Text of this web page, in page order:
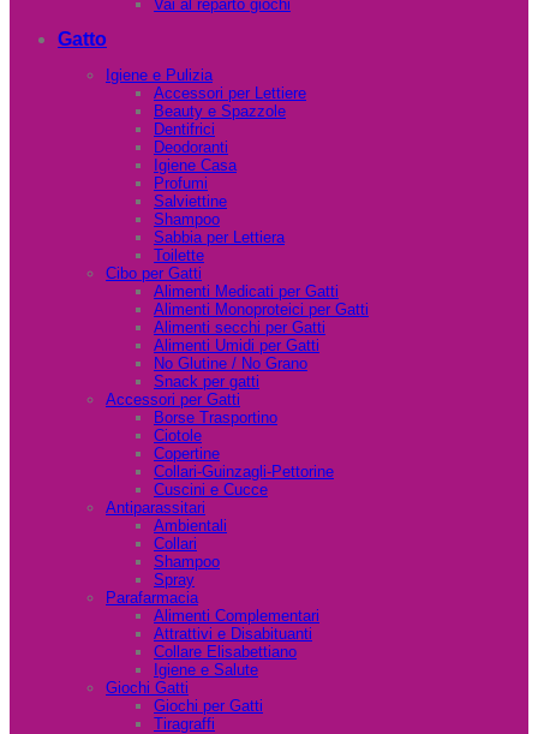
Vai al reparto giochi
Gatto
Igiene e Pulizia
Accessori per Lettiere
Beauty e Spazzole
Dentifrici
Deodoranti
Igiene Casa
Profumi
Salviettine
Shampoo
Sabbia per Lettiera
Toilette
Cibo per Gatti
Alimenti Medicati per Gatti
Alimenti Monoproteici per Gatti
Alimenti secchi per Gatti
Alimenti Umidi per Gatti
No Glutine / No Grano
Snack per gatti
Accessori per Gatti
Borse Trasportino
Ciotole
Copertine
Collari-Guinzagli-Pettorine
Cuscini e Cucce
Antiparassitari
Ambientali
Collari
Shampoo
Spray
Parafarmacia
Alimenti Complementari
Attrattivi e Disabituanti
Collare Elisabettiano
Igiene e Salute
Giochi Gatti
Giochi per Gatti
Tiragraffi